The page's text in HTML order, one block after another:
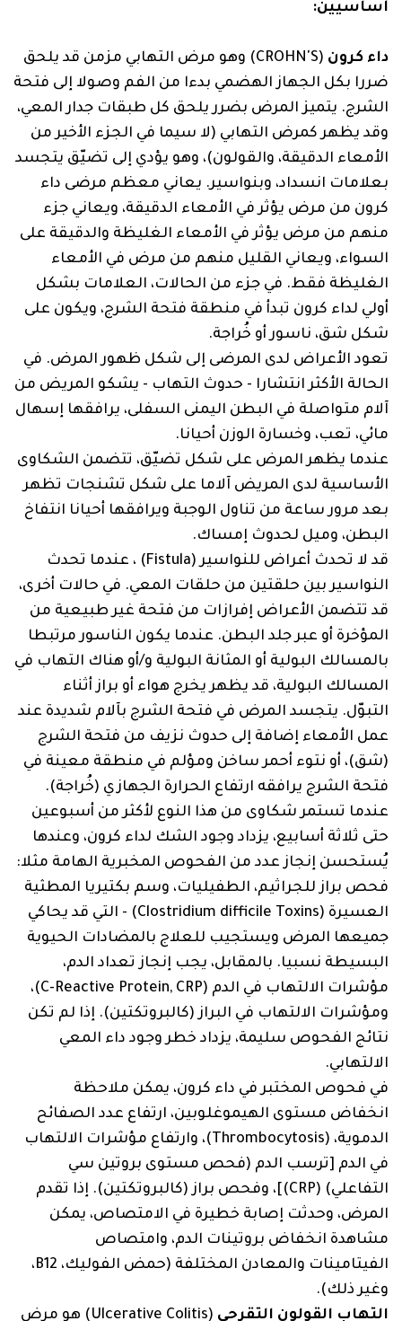
أساسيين:
داء كرون
(CROHN'S) وهو مرض التهابي مزمن قد يلحق
ضررا بكل الجهاز الهضمي بدءا من الفم وصولا إلى فتحة
الشرج. يتميز المرض بضرر يلحق كل طبقات جدار المعي،
وقد يظهر كمرض التهابي (لا سيما في الجزء الأخير من
الأمعاء الدقيقة، والقولون)، وهو يؤدي إلى تضيّق يتجسد
بعلامات انسداد، وبنواسير. يعاني معظم مرضى داء
كرون من مرض يؤثر في الأمعاء الدقيقة، ويعاني جزء
منهم من مرض يؤثر في الأمعاء الغليظة والدقيقة على
السواء، ويعاني القليل منهم من مرض في الأمعاء
الغليظة فقط. في جزء من الحالات، العلامات بشكل
أولي لداء كرون تبدأ في منطقة فتحة الشرج، ويكون على
شكل شق، ناسور أو خُراجة.
تعود الأعراض لدى المرضى إلى شكل ظهور المرض. في
الحالة الأكثر انتشارا - حدوث التهاب - يشكو المريض من
آلام متواصلة في البطن اليمنى السفلى، يرافقها إسهال
مائي، تعب، وخسارة الوزن أحيانا.
عندما يظهر المرض على شكل تضيّق، تتضمن الشكاوى
الأساسية لدى المريض آلاما على شكل تشنجات تظهر
بعد مرور ساعة من تناول الوجبة ويرافقها أحيانا انتفاخ
البطن، وميل لحدوث إمساك.
قد لا تحدث أعراض للنواسير (Fistula) ، عندما تحدث
النواسير بين حلقتين من حلقات المعي. في حالات أخرى،
قد تتضمن الأعراض إفرازات من فتحة غير طبيعية من
المؤخرة أو عبر جلد البطن. عندما يكون الناسور مرتبطا
بالمسالك البولية أو المثانة البولية و/أو هناك التهاب في
المسالك البولية، قد يظهر يخرج هواء أو براز أثناء
التبوّل. يتجسد المرض في فتحة الشرج بآلام شديدة عند
عمل الأمعاء إضافة إلى حدوث نزيف من فتحة الشرج
(شق)، أو نتوء أحمر ساخن ومؤلم في منطقة معينة في
فتحة الشرج يرافقه ارتفاع الحرارة الجهازي (خُراجة).
عندما تستمر شكاوى من هذا النوع لأكثر من أسبوعين
حتى ثلاثة أسابيع، يزداد وجود الشك لداء كرون، وعندها
يُستحسن إنجاز عدد من الفحوص المخبرية الهامة مثلا:
فحص براز للجراثيم، الطفيليات، وسم بكتيريا المطثية
العسيرة (Clostridium difficile Toxins) - التي قد يحاكي
جميعها المرض ويستجيب للعلاج بالمضادات الحيوية
البسيطة نسبيا. بالمقابل، يجب إنجاز تعداد الدم،
مؤشرات الالتهاب في الدم (C-Reactive Protein, CRP)،
ومؤشرات الالتهاب في البراز (كالبروتكتين). إذا لم تكن
نتائج الفحوص سليمة، يزداد خطر وجود داء المعي
الالتهابي.
في فحوص المختبر في داء كرون، يمكن ملاحظة
انخفاض مستوى الهيموغلوبين، ارتفاع عدد الصفائح
الدموية، (Thrombocytosis)، وارتفاع مؤشرات الالتهاب
في الدم [ترسب الدم (فحص مستوى بروتين سي
التفاعلي) (CRP)]، وفحص براز (كالبروتكتين). إذا تقدم
المرض، وحدثت إصابة خطيرة في الامتصاص، يمكن
مشاهدة انخفاض بروتينات الدم، وامتصاص
الفيتامينات والمعادن المختلفة (حمض الفوليك، B12،
وغير ذلك).
التهاب القولون التقرحي (‏Ulcerative Colitis‏) هو مرض